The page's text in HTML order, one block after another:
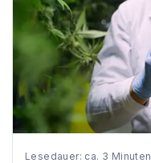
Lesedauer: ca. 3 Minuten